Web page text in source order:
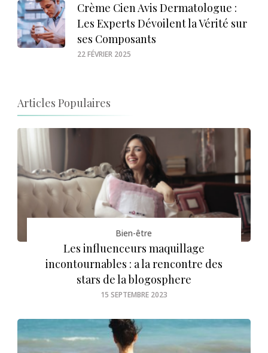
Crème Cien Avis Dermatologue :
Les Experts Dévoilent la Vérité sur
ses Composants
22 FÉVRIER 2025
Articles Populaires
Bien-être
Les influenceurs maquillage
incontournables : a la rencontre des
stars de la blogosphere
15 SEPTEMBRE 2023